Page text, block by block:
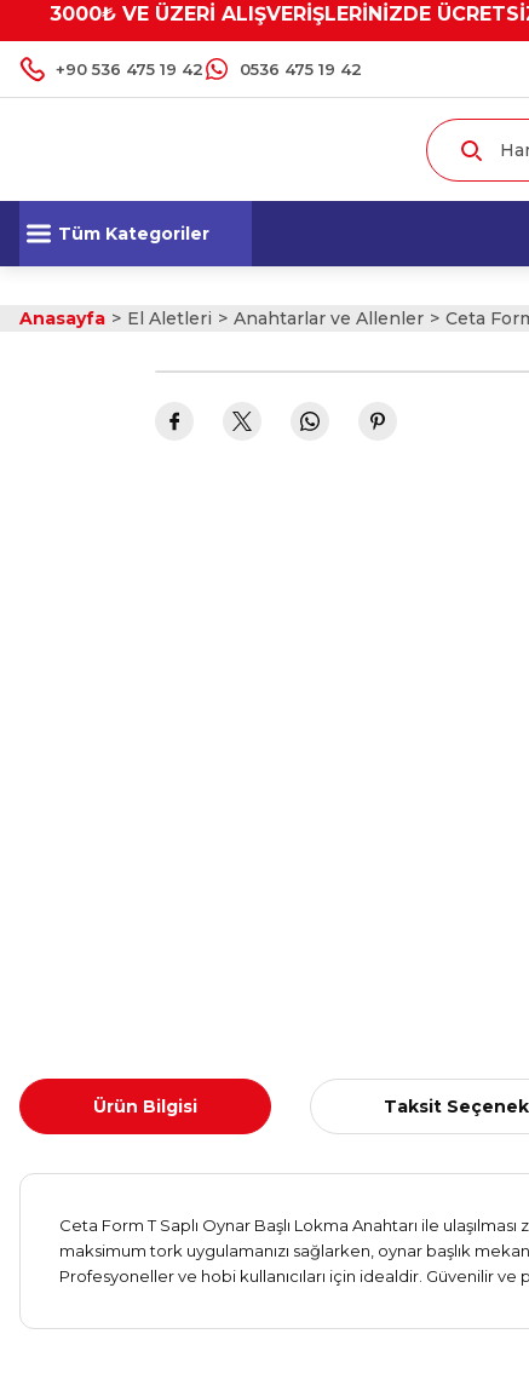
3000₺ VE ÜZERİ ALIŞVERİŞLERİNİZDE
+90 536 475 19 42 0536 475 19 42
Tüm Kategoriler
Anasayfa El Aletleri Anahtarlar ve Allenler Ceta
Ürün Bilgisi Taksit
Ceta Form T Saplı Oynar Başlı Lokma Anahtarı ile
maksimum tork uygulamanızı sağlarken, oynar başlık
Profesyoneller ve hobi kullanıcıları için idealdir. Güvenilir ve